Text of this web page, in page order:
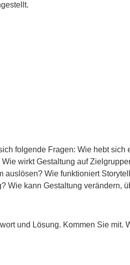
folgende Fragen: Wie hebt sich
wirkt Gestaltung auf
auslösen? Wie funktioniert
Wie kann Gestaltung verändern,
und Lösung. Kommen Sie mit.